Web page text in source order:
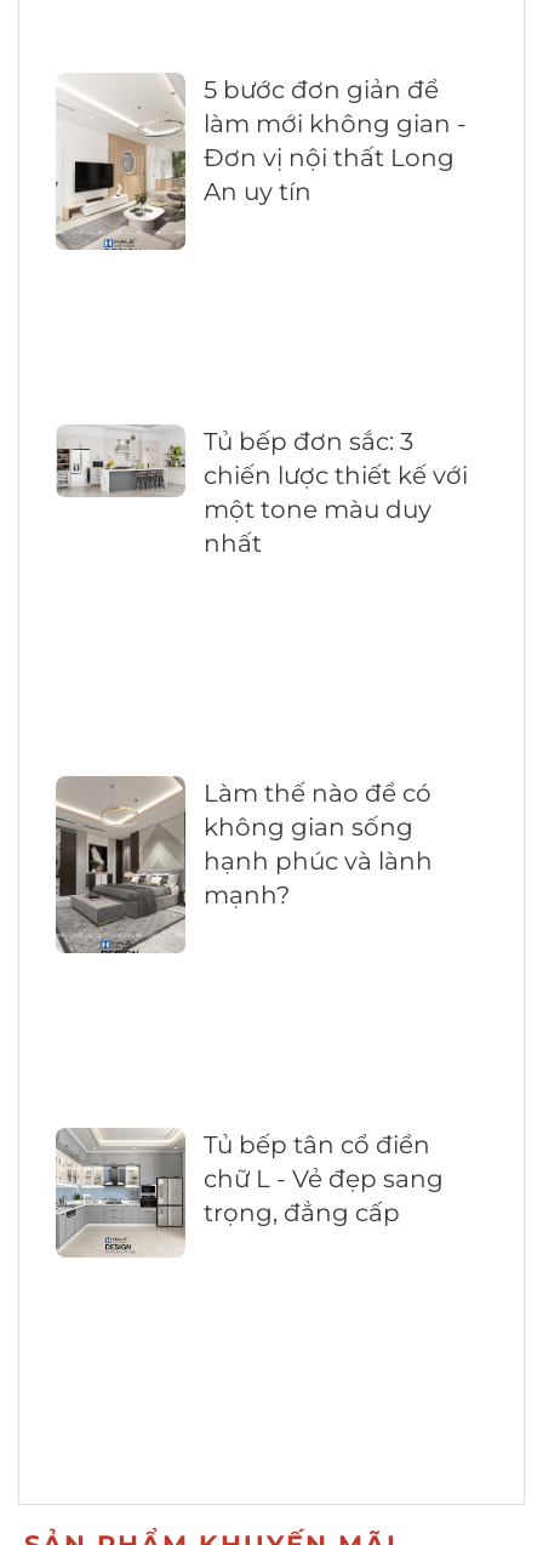
5 bước đơn giản để
làm mới không gian -
Đơn vị nội thất Long
An uy tín
Tủ bếp đơn sắc: 3
chiến lược thiết kế với
một tone màu duy
nhất
Làm thế nào để có
không gian sống
hạnh phúc và lành
mạnh?
Tủ bếp tân cổ điển
chữ L - Vẻ đẹp sang
trọng, đẳng cấp